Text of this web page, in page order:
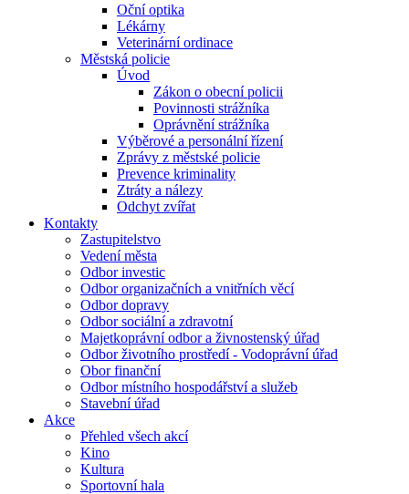
Oční optika
Lékárny
Veterinární ordinace
Městská policie
Úvod
Zákon o obecní policii
Povinnosti strážníka
Oprávnění strážníka
Výběrové a personální řízení
Zprávy z městské policie
Prevence kriminality
Ztráty a nálezy
Odchyt zvířat
Kontakty
Zastupitelstvo
Vedení města
Odbor investic
Odbor organizačních a vnitřních věcí
Odbor dopravy
Odbor sociální a zdravotní
Majetkoprávní odbor a živnostenský úřad
Odbor životního prostředí - Vodoprávní úřad
Obor finanční
Odbor místního hospodářství a služeb
Stavební úřad
Akce
Přehled všech akcí
Kino
Kultura
Sportovní hala